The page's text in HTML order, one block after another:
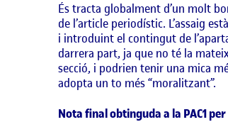
És tracta globalment d’un molt
de l’article periodístic. L’assaig
i introduint el contingut de
darrera part, ja que no té la
secció, i podrien tenir una mica
adopta un to més “moralitzant”.
Nota final obtinguda a la PAC1